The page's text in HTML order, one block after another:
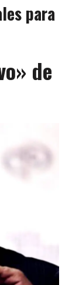
para
de